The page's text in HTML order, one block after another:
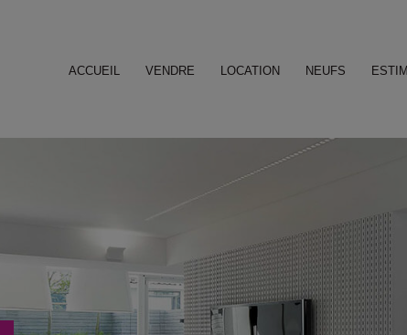
ACCUEIL VENDRE LOCATION NEUFS